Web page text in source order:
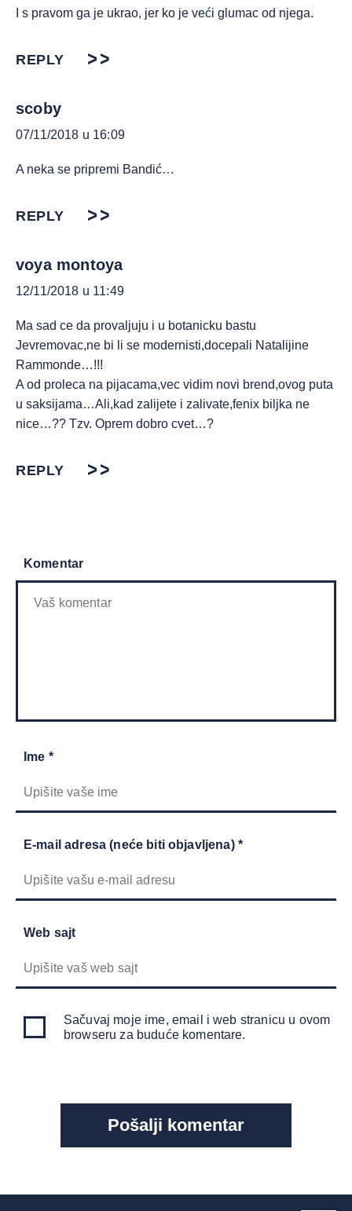
I s pravom ga je ukrao, jer ko je veći glumac od njega.
REPLY
scoby
07/11/2018 u 16:09
A neka se pripremi Bandić…
REPLY
voya montoya
12/11/2018 u 11:49
Ma sad ce da provaljuju i u botanicku bastu
Jevremovac,ne bi li se modernisti,docepali Natalijine
Rammonde…!!!
A od proleca na pijacama,vec vidim novi brend,ovog puta
u saksijama…Ali,kad zalijete i zalivate,fenix biljka ne
nice…?? Tzv. Oprem dobro cvet…?
REPLY
Komentar
Ime *
E-mail adresa (neće biti objavljena) *
Web sajt
Sačuvaj moje ime, email i web stranicu u ovom
browseru za buduće komentare.